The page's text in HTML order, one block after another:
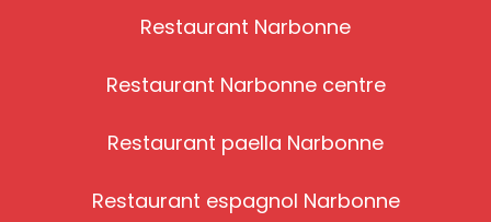
Restaurant Narbonne
Restaurant Narbonne centre
Restaurant paella Narbonne
Restaurant espagnol Narbonne